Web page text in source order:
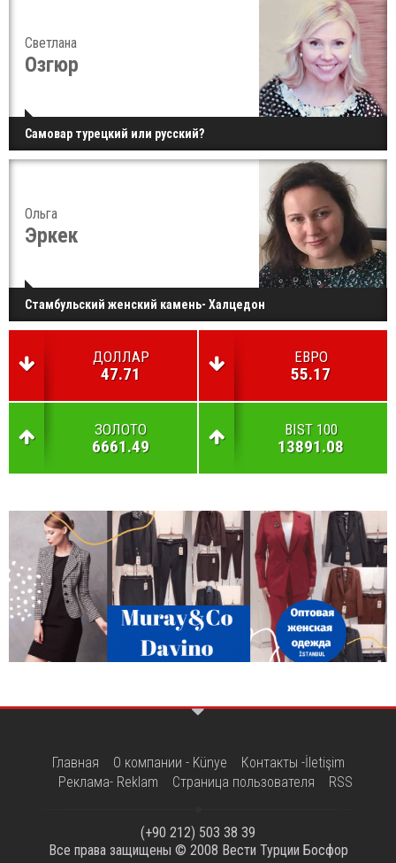
Светлана
Озгюр
Самовар турецкий или русский?
Ольга
Эркек
Стамбульский женский камень- Халцедон
ДОЛЛАР
47.71
ЕВРО
55.17
ЗОЛОТО
6661.49
BIST 100
13891.08
Главная О компании - Künye
Контакты -İletişim
Реклама- Reklam
Страница пользователя RSS
(+90 212) 503 38 39
Все права защищены © 2008 Вести Турции Босфор